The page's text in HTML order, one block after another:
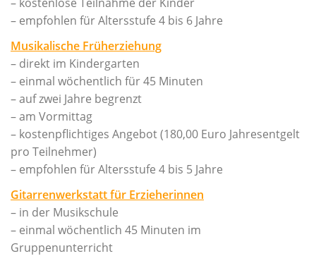
einem
vielfältigen
Angebot.
Förderverein
Lehrbereiche
Musikalische Grundausbildung
Musikgarten
Musikalische Früherziehung
Instrumentenkarussell
Angebote für Menschen mit Handicap
Instrumental- und Vokalausbildung
Tasteninstrumente
Streichinstrumente
– empfohlen für Altersstufe 4 bis 6 Jahre
Musikalische Früherziehung
– direkt im Kindergarten
– einmal wöchentlich für 45 Minuten
– auf zwei Jahre begrenzt
– am Vormittag
– kostenpflichtiges Angebot (180,00 Euro Jahresentgelt
pro Teilnehmer)
– empfohlen für Altersstufe 4 bis 5 Jahre
Gitarrenwerkstatt für Erzieherinnen
– in der Musikschule
– einmal wöchentlich 45 Minuten im
Gruppenunterricht